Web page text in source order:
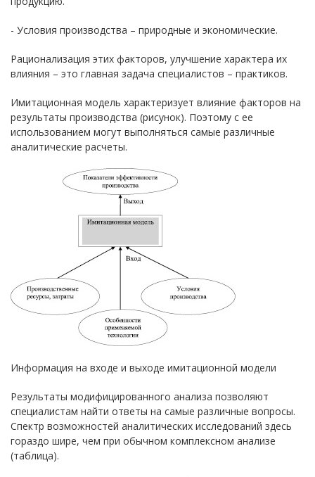
- Условия производства – природные и экономические.
Рационализация этих факторов, улучшение характера их
влияния – это главная задача специалистов – практиков.
Имитационная модель характеризует влияние факторов на
результаты производства (рисунок). Поэтому с ее
использованием могут выполняться самые различные
аналитические расчеты.
Информация на входе и выходе имитационной модели
Результаты модифицированного анализа позволяют
специалистам найти ответы на самые различные вопросы.
Спектр возможностей аналитических исследований здесь
гораздо шире, чем при обычном комплексном анализе
(таблица).